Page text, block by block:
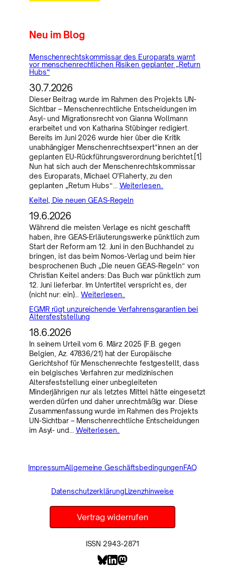
Neu im Blog
Menschenrechtskommissar des Europarats warnt
vor menschenrechtlichen Risiken geplanter „Return
Hubs“
30.7.2026
Dieser Beitrag wurde im Rahmen des Projekts UN-
Sichtbar – Menschenrechtliche Entscheidungen im
Asyl- und Migrationsrecht von Gianna Wollmann
erarbeitet und von Katharina Stübinger redigiert.
Bereits im Juni 2026 wurde hier über die Kritik
unabhängiger Menschenrechtsexpert*innen an der
geplanten EU-Rückführungsverordnung berichtet.[1]
Nun hat sich auch der Menschenrechtskommissar
des Europarats, Michael O’Flaherty, zu den
geplanten „Return Hubs“… Weiterlesen..
Keitel, Die neuen GEAS-Regeln
19.6.2026
Während die meisten Verlage es nicht geschafft
haben, ihre GEAS-Erläuterungswerke pünktlich zum
Start der Reform am 12. Juni in den Buchhandel zu
bringen, ist das beim Nomos-Verlag und beim hier
besprochenen Buch „Die neuen GEAS-Regeln“ von
Christian Keitel anders: Das Buch war pünktlich zum
12. Juni lieferbar. Im Untertitel verspricht es, der
(nicht nur: ein)…Weiterlesen..
EGMR rügt unzureichende Verfahrensgarantien bei
Altersfeststellung
18.6.2026
In seinem Urteil vom 6. März 2025 (F.B. gegen
Belgien, Az. 47836/21) hat der Europäische
Gerichtshof für Menschenrechte festgestellt, dass
ein belgisches Verfahren zur medizinischen
Altersfeststellung einer unbegleiteten
Minderjährigen nur als letztes Mittel hätte eingesetzt
werden dürfen und daher unrechtmäßig war. Diese
Zusammenfassung wurde im Rahmen des Projekts
UN-Sichtbar – Menschenrechtliche Entscheidungen
im Asyl- und… Weiterlesen..
ImpressumAllgemeine GeschäftsbedingungenFAQ
DatenschutzerklärungLizenzhinweise
Vertrag widerrufen
ISSN 2943-2871